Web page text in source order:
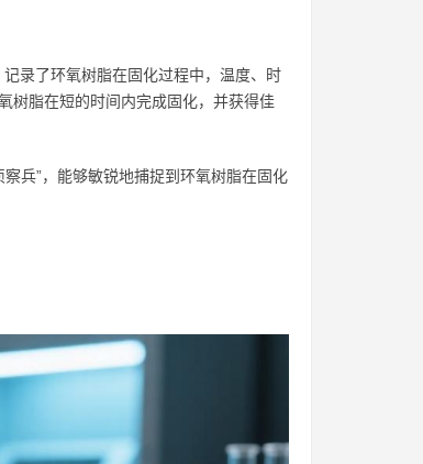
录了环氧树脂在固化过程中，温度、时
树脂在短的时间内完成固化，并获得佳
兵”，能够敏锐地捕捉到环氧树脂在固化